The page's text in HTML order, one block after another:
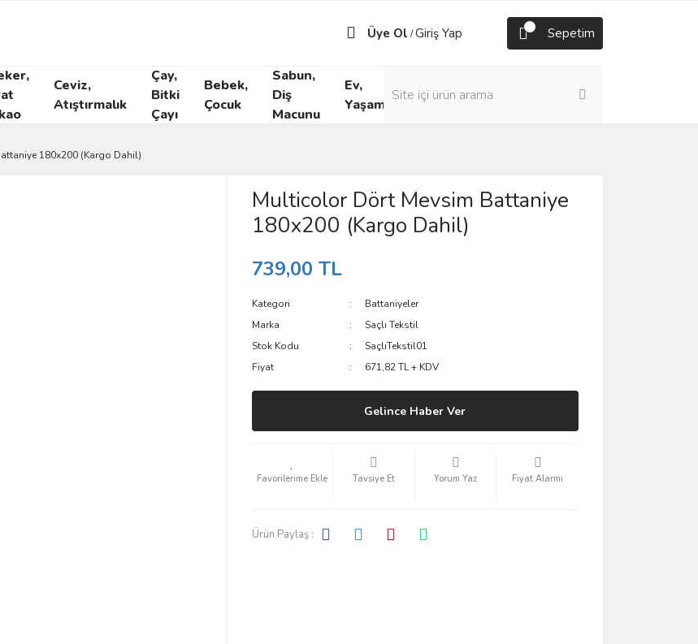
Üye Ol /Giriş Yap Sepetim
Ceviz,
Atıştırmalık
Çay,
Bitki
Çayı
Bebek,
Çocuk
Sabun,
Diş
Macunu
Ev,
Yaşam
180x200 (Kargo Dahil)
Multicolor Dört Mevsim Battaniye
180x200 (Kargo Dahil)
739,00 TL
Kategori
Battaniyeler
Marka
Saçlı Tekstil
Stok Kodu
SaçlıTekstil01
Fiyat
671,82 TL + KDV
Gelince Haber Ver
Tavsiye Et Yorum Yaz Fiyat Alarmı
Ürün Paylaş :